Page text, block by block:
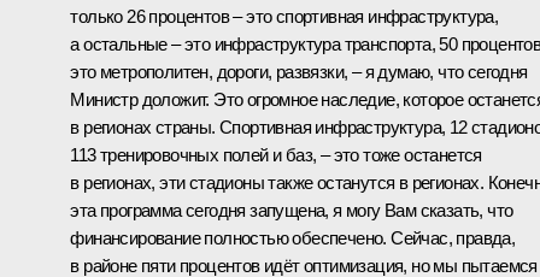
только 26 процентов – это спортивная инфраструктура,
а остальные – это инфраструктура транспорта, 50
это метрополитен, дороги, развязки, – я думаю, что сегодня
Министр доложит. Это огромное наследие, которое
в регионах страны. Спортивная инфраструктура, 12
113 тренировочных полей и баз, – это тоже останется
в регионах, эти стадионы также останутся в регионах.
эта программа сегодня запущена, я могу Вам сказать, что
финансирование полностью обеспечено. Сейчас, правда,
в районе пяти процентов идёт оптимизация, но мы пытаемся